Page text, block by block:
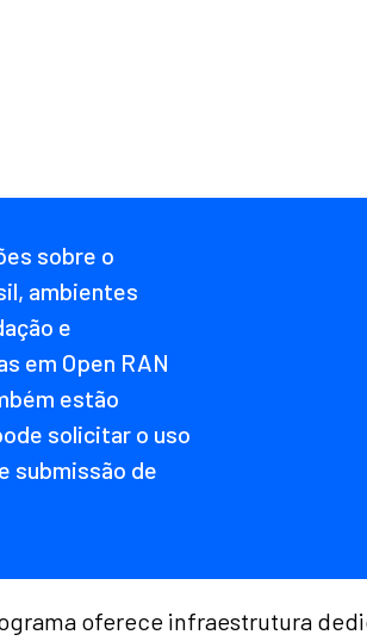
sobre o
ambientes
e
em Open RAN
estão
solicitar o uso
submissão de
oferece infraestrutura